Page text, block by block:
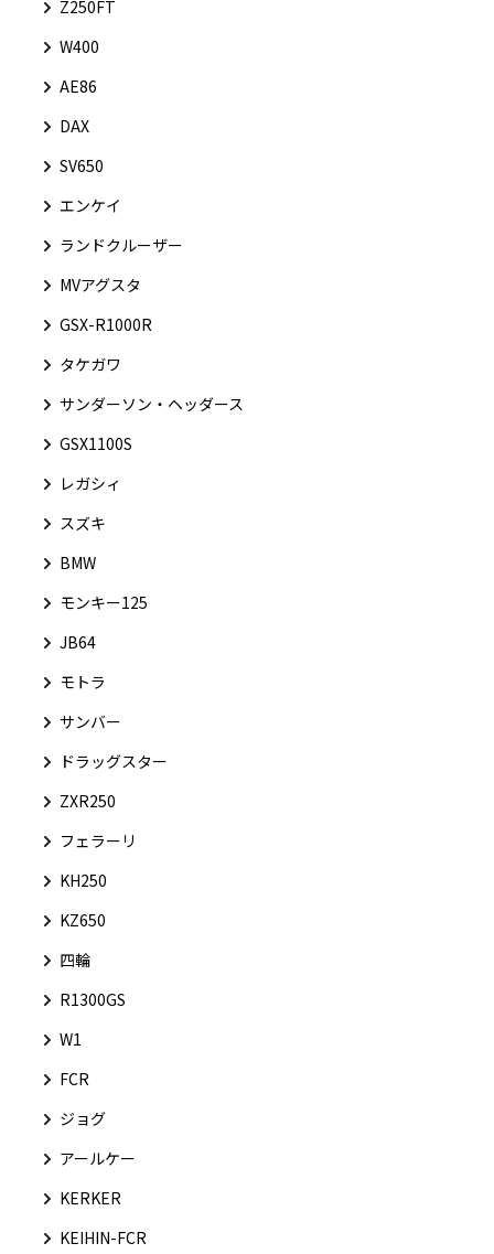
Z250FT
W400
AE86
DAX
SV650
エンケイ
ランドクルーザー
MVアグスタ
GSX-R1000R
タケガワ
サンダーソン・ヘッダース
GSX1100S
レガシィ
スズキ
BMW
モンキー125
JB64
モトラ
サンバー
ドラッグスター
ZXR250
フェラーリ
KH250
KZ650
四輪
R1300GS
W1
FCR
ジョグ
アールケー
KERKER
KEIHIN-FCR